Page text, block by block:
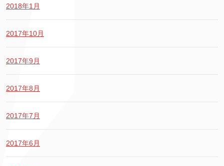
2018年1月
2017年10月
2017年9月
2017年8月
2017年7月
2017年6月